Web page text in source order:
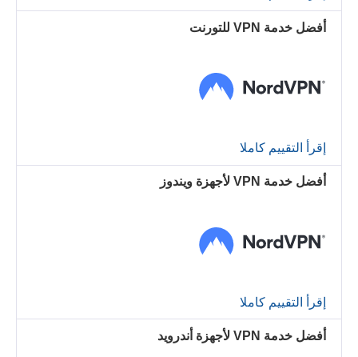
أفضل خدمة VPN للتورنت
إقرأ التقييم كاملا
أفضل خدمة VPN لأجهزة ويندوز
إقرأ التقييم كاملا
أفضل خدمة VPN لأجهزة أندرويد